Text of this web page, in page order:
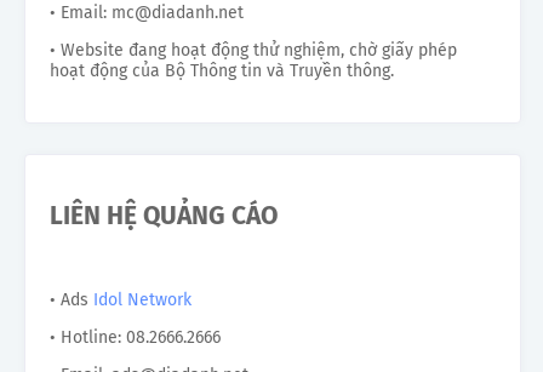
• Email: mc@diadanh.net
• Website đang hoạt động thử nghiệm, chờ giấy phép
hoạt động của Bộ Thông tin và Truyền thông.
LIÊN HỆ QUẢNG CÁO
• Ads Idol Network
• Hotline: 08.2666.2666